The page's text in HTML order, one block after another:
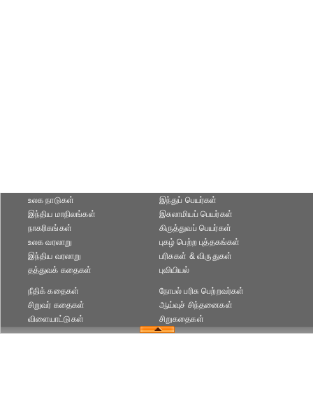
உலக நாடுகள்
இந்திய மாநிலங்கள்
நாகரிகங்கள்
இந்துப் பெயர்கள்
இசுலாமியப் பெயர்கள்
கிருத்துவப் பெயர்கள்
உலக வரலாறு
இந்திய வரலாறு
தத்துவக் கதைகள்
புகழ் பெற்ற புத்தகங்கள்
பரிசுகள் & விருதுகள்
புவியியல்
நீதிக் கதைகள்
சிறுவர் கதைகள்
விளையாட்டுகள்
நோபல் பரிசு‎ பெற்றவர்‎கள்
ஆய்வுச் சிந்தனைகள்
சிறுகதைகள்